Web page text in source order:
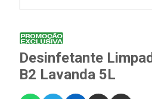
Desinfetante
B2 Lavanda 5L